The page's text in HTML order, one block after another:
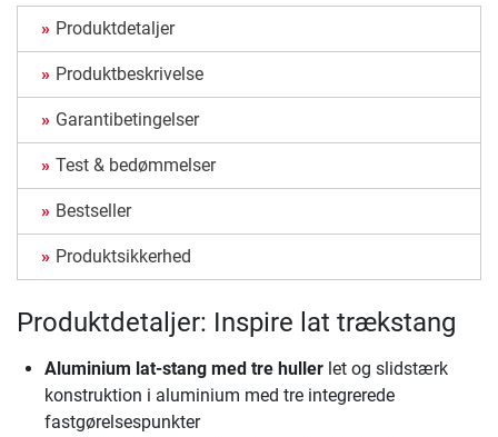
Produktdetaljer
Produktbeskrivelse
Garantibetingelser
Test & bedømmelser
Bestseller
Produktsikkerhed
Produktdetaljer: Inspire lat trækstang
Aluminium lat-stang med tre huller let og slidstærk
konstruktion i aluminium med tre integrerede
fastgørelsespunkter